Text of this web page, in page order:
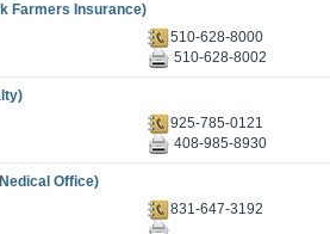
Farmers Insurance)
510-628-8000
510-628-8002
925-785-0121
408-985-8930
Office)
831-647-3192